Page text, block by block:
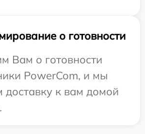
о готовности
Вам о готовности
PowerCom, и мы
доставку к вам домой